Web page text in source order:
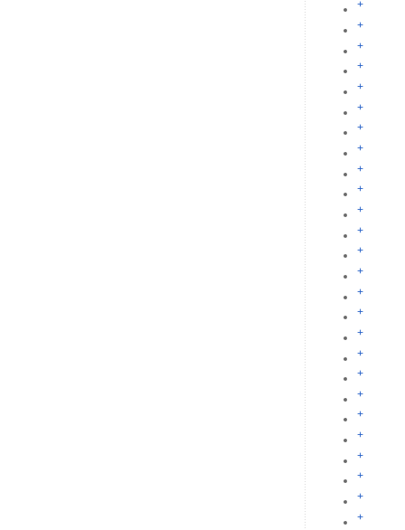
+
+
+
+
+
+
+
+
+
+
+
+
+
+
+
+
+
+
+
+
+
+
+
+
+
+